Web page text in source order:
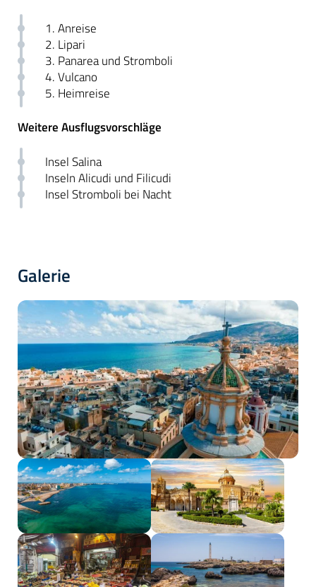
1. Anreise
2. Lipari
3. Panarea und Stromboli
4. Vulcano
5. Heimreise
Weitere Ausflugsvorschläge
Insel Salina
Inseln Alicudi und Filicudi
Insel Stromboli bei Nacht
Galerie